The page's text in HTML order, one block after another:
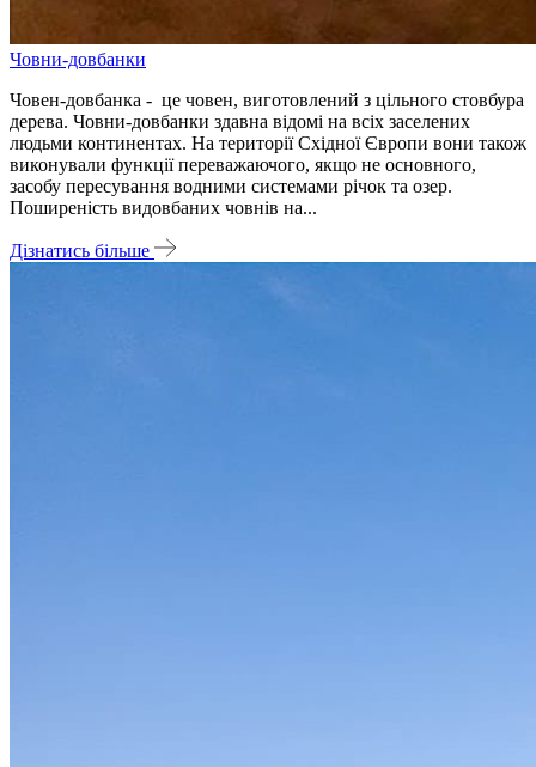
Човни-довбанки
Човен-довбанка - це човен, виготовлений з цільного стовбура
дерева. Човни-довбанки здавна відомі на всіх заселених
людьми континентах. На території Східної Європи вони також
виконували функції переважаючого, якщо не основного,
засобу пересування водними системами річок та озер.
Поширеність видовбаних човнів на...
Дізнатись більше